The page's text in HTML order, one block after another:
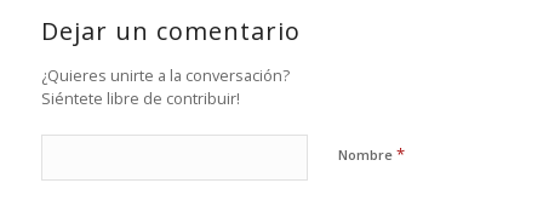
Dejar un comentario
¿Quieres unirte a la conversación?
Siéntete libre de contribuir!
Nombre *